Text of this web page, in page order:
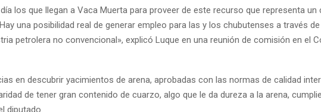
los que llegan a Vaca Muerta para proveer de este recurso que representa un
una posibilidad real de generar empleo para las y los chubutenses a través
petrolera no convencional», explicó Luque en una reunión de comisión en el
en descubrir yacimientos de arena, aprobadas con las normas de calidad
de tener gran contenido de cuarzo, algo que le da dureza a la arena,